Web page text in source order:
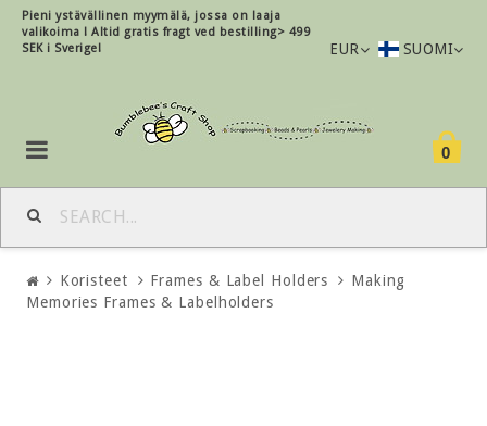
Pieni ystävällinen myymälä, jossa on laaja
valikoima ! Altid gratis fragt ved bestilling> 499
SEK i Sverige!
EUR SUOMI
0
Koristeet Frames & Label Holders
Making
Memories Frames & Labelholders